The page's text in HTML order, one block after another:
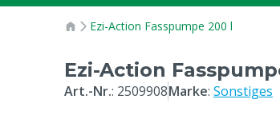
Ezi-Action Fasspumpe 200 l
Ezi-Action
Art.-Nr.: 2509908Marke: Sonstiges